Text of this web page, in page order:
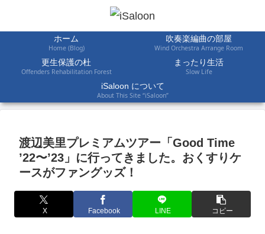
ホーム
Home (Blog)
吹奏楽編曲の部屋
Wind Orchestra Arrange Room
更生保護の杜
Offenders Rehabilitation Forest
まったり生活
Slow Life
iSaloon について
About This Site “iSaloon”
渡辺美里プレミアムツアー「Good Time
’22〜’23」に行ってきました。おくすりケ
ースがファングッズ！
X Facebook LINE コピー